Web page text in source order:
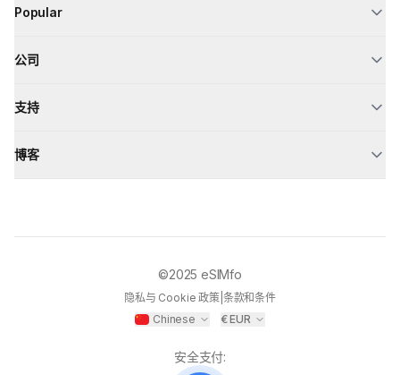
Popular
公司
支持
博客
©2025 eSIMfo
隐私与 Cookie 政策| 条款和条件
Chinese
€EUR
安全支付: